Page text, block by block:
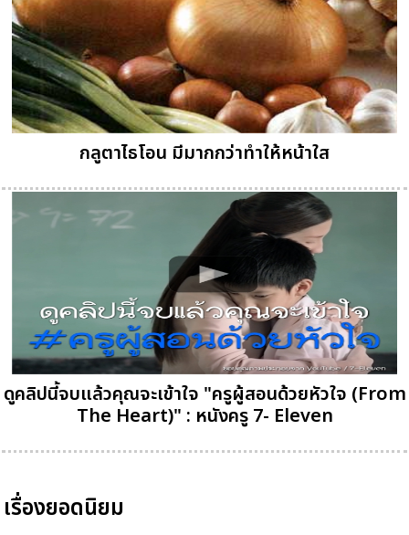
กลูตาไธโอน มีมากกว่าทำให้หน้าใส
ดูคลิปนี้จบแล้วคุณจะเข้าใจ "ครูผู้สอนด้วยหัวใจ (From
The Heart)" : หนังครู 7- Eleven
เรื่องยอดนิยม